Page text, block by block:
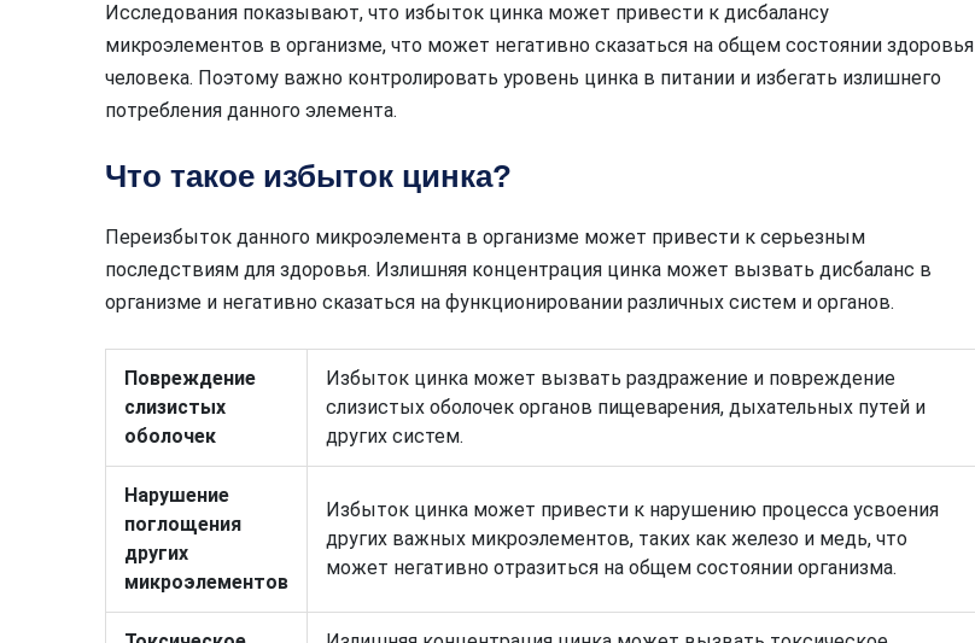
Исследования показывают, что избыток цинка может привести к дисбалансу
микроэлементов в организме, что может негативно сказаться на общем состоянии здоровья
человека. Поэтому важно контролировать уровень цинка в питании и избегать излишнего
потребления данного элемента.
Что такое избыток цинка?
Переизбыток данного микроэлемента в организме может привести к серьезным
последствиям для здоровья. Излишняя концентрация цинка может вызвать дисбаланс в
организме и негативно сказаться на функционировании различных систем и органов.
Повреждение
слизистых
оболочек
Избыток цинка может вызвать раздражение и повреждение
слизистых оболочек органов пищеварения, дыхательных путей и
других систем.
Нарушение
поглощения
других
микроэлементов
Избыток цинка может привести к нарушению процесса усвоения
других важных микроэлементов, таких как железо и медь, что
может негативно отразиться на общем состоянии организма.